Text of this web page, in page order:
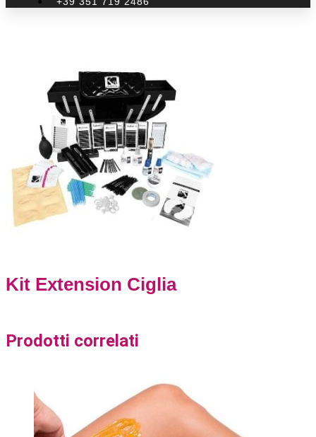
Kit Extension Ciglia
Prodotti correlati